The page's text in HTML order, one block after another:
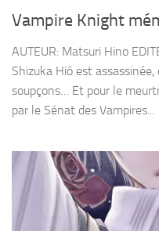
Vampire Knight
AUTEUR: Matsuri Hino
Shizuka Hiô est
soupçons… Et pour le
par le Sénat des Vampires...